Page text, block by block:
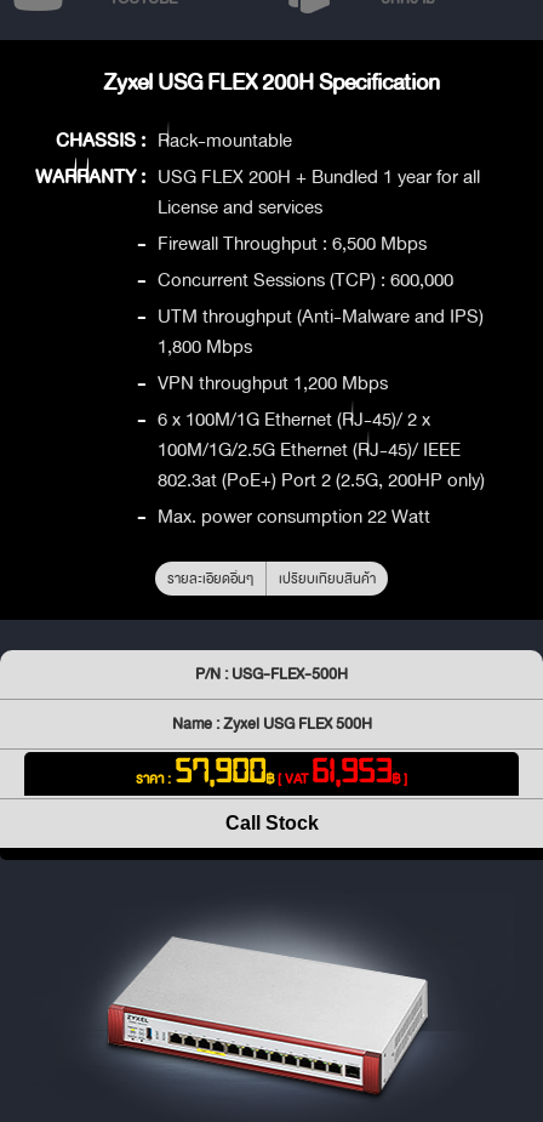
Zyxel USG FLEX 200H Specification
CHASSIS : Rack-mountable
WARRANTY : USG FLEX 200H + Bundled 1 year for all
License and services
- Firewall Throughput : 6,500 Mbps
- Concurrent Sessions (TCP) : 600,000
- UTM throughput (Anti-Malware and IPS)
1,800 Mbps
- VPN throughput 1,200 Mbps
- 6 x 100M/1G Ethernet (RJ-45)/ 2 x
100M/1G/2.5G Ethernet (RJ-45)/ IEEE
802.3at (PoE+) Port 2 (2.5G, 200HP only)
- Max. power consumption 22 Watt
รายละเอียดอื่นๆ เปรียบเทียบสินค้า
P/N : USG-FLEX-500H
Name : Zyxel USG FLEX 500H
ราคา : 57,900฿[ VAT61,953฿ ]
Call Stock